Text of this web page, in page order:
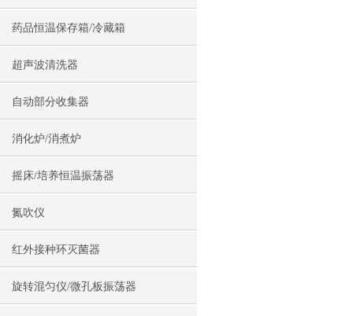
药品恒温保存箱/冷藏箱
超声波清洗器
自动部分收集器
消化炉/消煮炉
摇床/培养恒温振荡器
氮吹仪
红外接种环灭菌器
旋转混匀仪/微孔板振荡器